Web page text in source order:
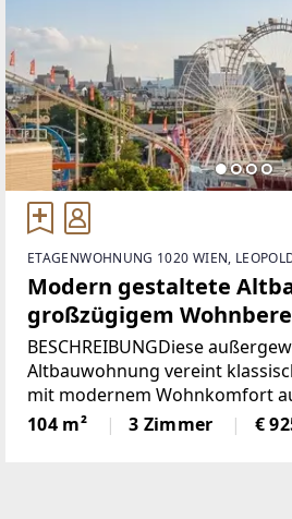
ETAGENWOHNUNG 1020 WIEN,
Modern gestaltete
großzügigem
südseitigen
BESCHREIBUNGDiese
Altbauwohnung vereint
mit modernem Wohnkomfort
und könnte schon bald Ihr
durchdachte Raumaufteilung
104 m² 3 Zimmer €